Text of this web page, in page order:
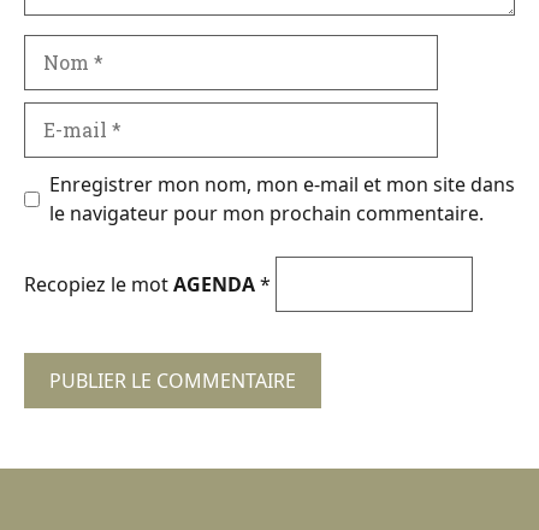
mail
Enregistrer mon nom, mon e-mail et mon site dans
le navigateur pour mon prochain commentaire.
Recopiez le motAGENDA*